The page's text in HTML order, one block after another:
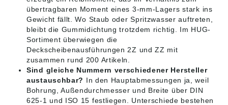
übertragbaren Moment eines 3-mm-Lagers stark ins
Gewicht fällt. Wo Staub oder Spritzwasser auftreten,
bleibt die Gummidichtung trotzdem richtig. Im HUG-
Sortiment überwiegen die
Deckscheibenausführungen 2Z und ZZ mit
zusammen rund 200 Artikeln.
Sind gleiche Nummern verschiedener Hersteller
austauschbar? In den Hauptabmessungen ja, weil
Bohrung, Außendurchmesser und Breite über DIN
625-1 und ISO 15 festliegen. Unterschiede bestehen